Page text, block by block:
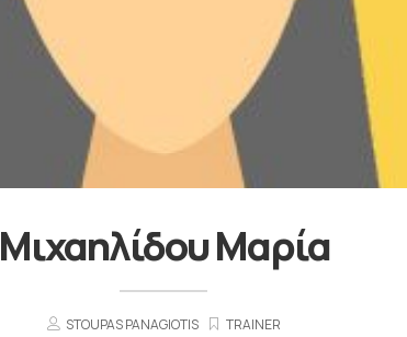
Μιχαηλίδου Μαρία
STOUPAS PANAGIOTIS TRAINER